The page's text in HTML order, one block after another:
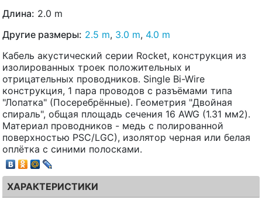
Длина: 2.0 m
Другие размеры: 2.5 m, 3.0 m, 4.0 m
Кабель акустический серии Rocket, конструкция из
изолированных троек положительных и
отрицательных проводников. Single Bi-Wire
конструкция, 1 пара проводов с разъёмами типа
"Лопатка" (Посеребрённые). Геометрия "Двойная
спираль", общая площадь сечения 16 AWG (1.31 мм2).
Материал проводников - медь с полированной
поверхностью PSC/LGC), изолятор черная или белая
оплётка с синими полосками.
ХАРАКТЕРИСТИКИ